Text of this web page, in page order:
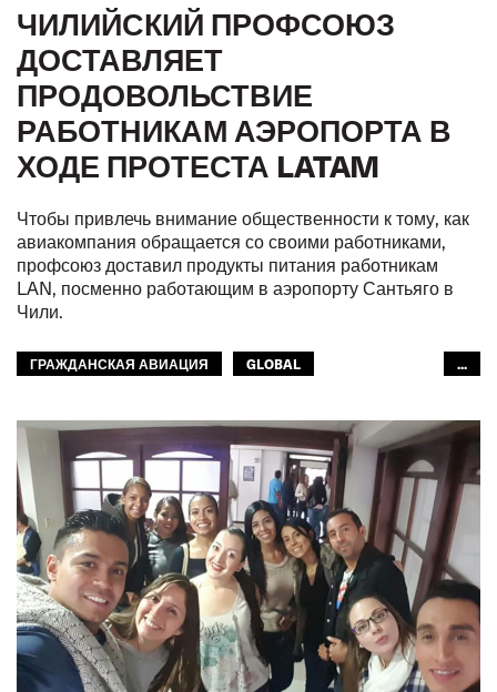
ЧИЛИЙСКИЙ ПРОФСОЮЗ
ДОСТАВЛЯЕТ
ПРОДОВОЛЬСТВИЕ
РАБОТНИКАМ АЭРОПОРТА В
ХОДЕ ПРОТЕСТА LATAM
Чтобы привлечь внимание общественности к тому, как
авиакомпания обращается со своими работниками,
профсоюз доставил продукты питания работникам
LAN, посменно работающим в аэропорту Сантьяго в
Чили.
ГРАЖДАНСКАЯ АВИАЦИЯ
GLOBAL
МФТ: АРАБСКИЙ МИР
...